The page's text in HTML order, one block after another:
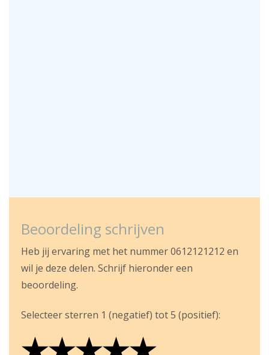
Beoordeling schrijven
Heb jij ervaring met het nummer 0612121212 en
wil je deze delen. Schrijf hieronder een
beoordeling.
Selecteer sterren 1 (negatief) tot 5 (positief):